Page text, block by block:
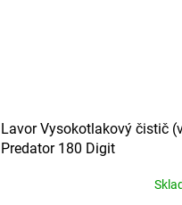
Lavor Vysokotlakový čistič
Predator 180 Digit